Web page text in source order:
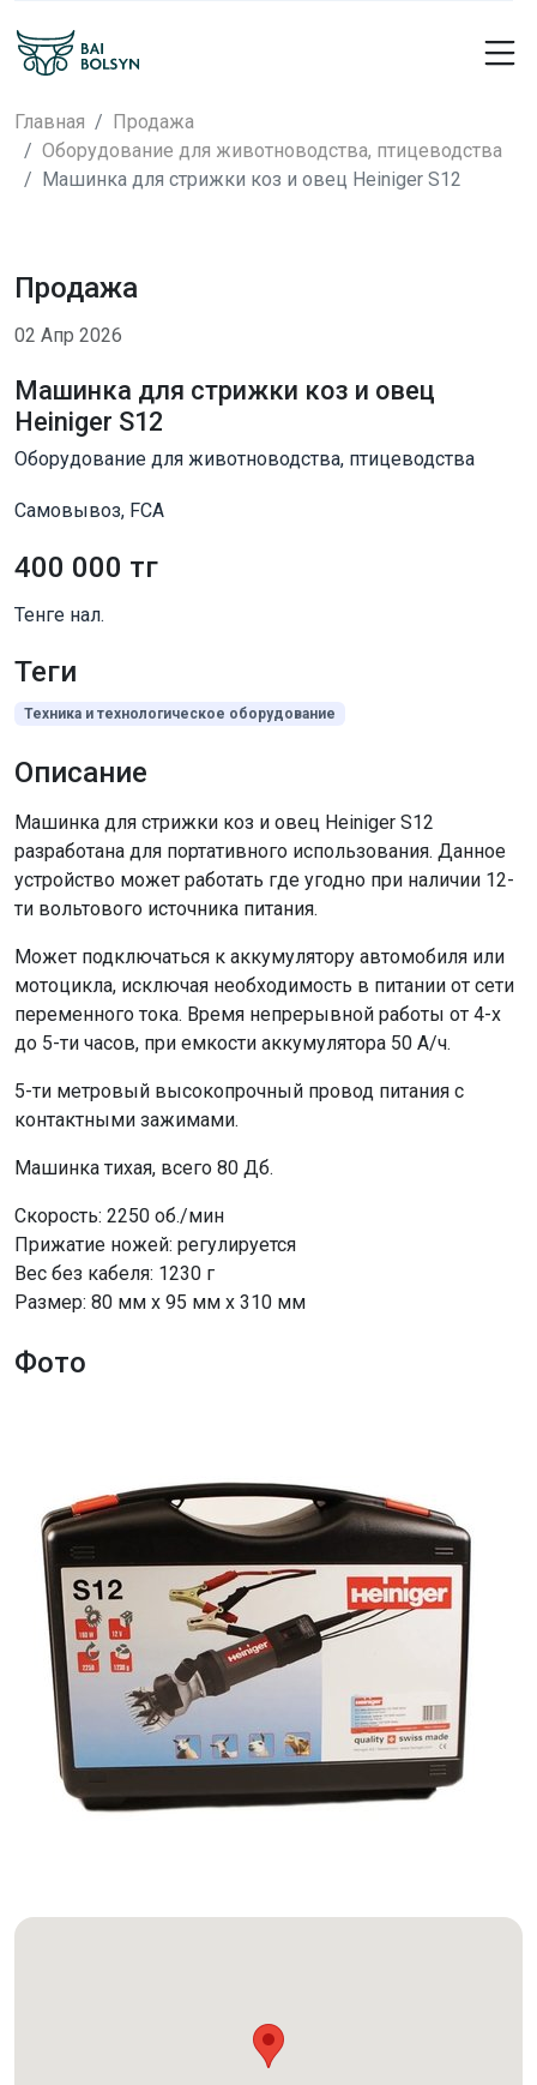
Главная
Продажа
Оборудование для животноводства, птицеводства
Машинка для стрижки коз и овец Heiniger S12
Продажа
02 Апр 2026
Машинка для стрижки коз и овец
Heiniger S12
Оборудование для животноводства, птицеводства
Самовывоз, FCA
400 000 тг
Тенге нал.
Теги
Техника и технологическое оборудование
Описание
Машинка для стрижки коз и овец Heiniger S12
разработана для портативного использования. Данное
устройство может работать где угодно при наличии 12-
ти вольтового источника питания.
Может подключаться к аккумулятору автомобиля или
мотоцикла, исключая необходимость в питании от сети
переменного тока. Время непрерывной работы от 4-х
до 5-ти часов, при емкости аккумулятора 50 А/ч.
5-ти метровый высокопрочный провод питания с
контактными зажимами.
Машинка тихая, всего 80 Дб.
Скорость: 2250 об./мин
Прижатие ножей: регулируется
Вес без кабеля: 1230 г
Размер: 80 мм x 95 мм x 310 мм
Фото